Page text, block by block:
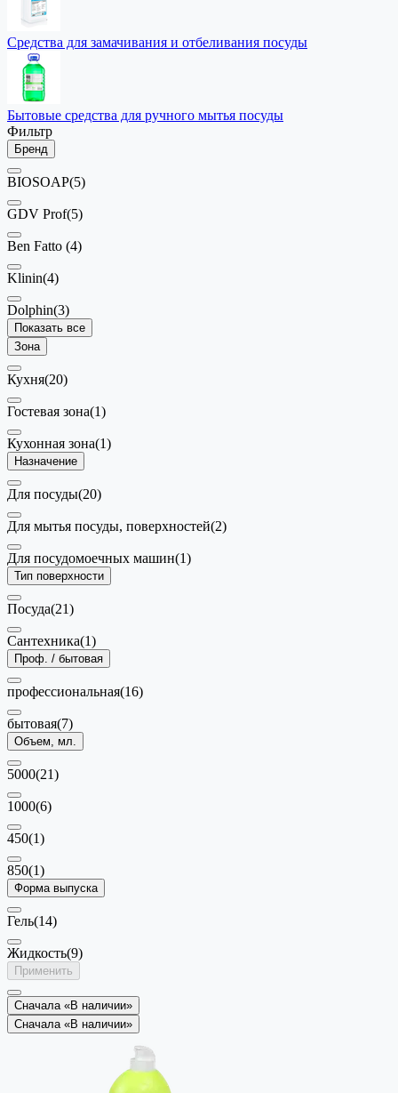
Средства для замачивания и отбеливания посуды
Бытовые средства для ручного мытья посуды
Фильтр
Бренд
BIOSOAP(5)
GDV Prof(5)
Ben Fatto (4)
Klinin(4)
Dolphin(3)
Показать все
Зона
Кухня(20)
Гостевая зона(1)
Кухонная зона(1)
Назначение
Для посуды(20)
Для мытья посуды, поверхностей(2)
Для посудомоечных машин(1)
Тип поверхности
Посуда(21)
Сантехника(1)
Проф. / бытовая
профессиональная(16)
бытовая(7)
Объем, мл.
5000(21)
1000(6)
450(1)
850(1)
Форма выпуска
Гель(14)
Жидкость(9)
Применить
Сначала «В наличии»
Сначала «В наличии»